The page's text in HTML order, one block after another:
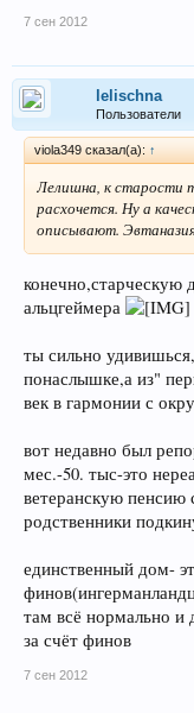
7 сен 2012
lelischna
Пользователи
viola349 сказал(а): ↑
Лелишна, к старости
расхочется. Ну а
описывают.
альцгеймера
ты сильно
понаслышке,а из"
век в гармонии с
вот недавно был
мес.-50. тыс-это
ветеранскую
родственники
единственный дом-
там всё нормально и
за счёт финов
7 сен 2012